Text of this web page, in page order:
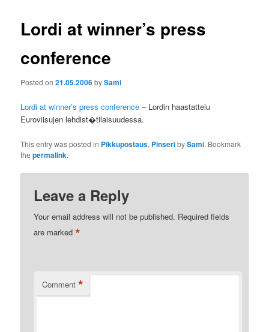
Lordi at winner’s press
conference
Posted on21.05.2006bySami
Lordi at winner’s press conference – Lordin haastattelu
Euroviisujen lehdist�tilaisuudessa.
This entry was posted in Pikkupostaus, PinseribySami. Bookmark
thepermalink.
Leave a Reply
Your email address will not be published. Required fields
are marked*
Comment *